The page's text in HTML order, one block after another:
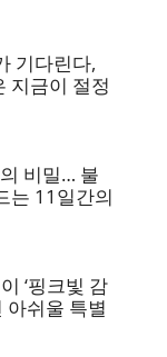
기다린다,
지금이 절정
비밀… 불
는 11일간의
‘핑크빛 감
아쉬울 특별